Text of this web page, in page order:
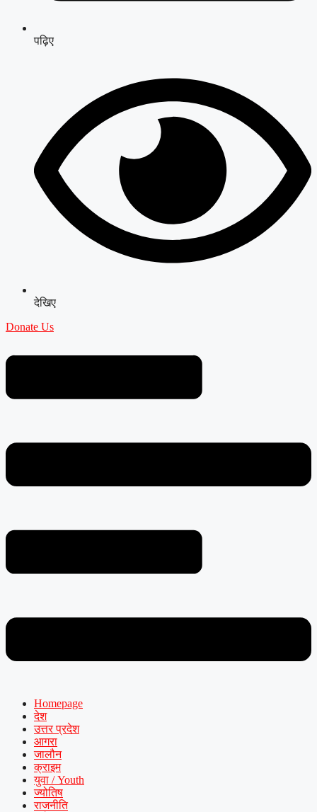
पढ़िए
देखिए
Donate Us
Homepage
देश
उत्तर प्रदेश
आगरा
जालौन
क्राइम
युवा / Youth
ज्योतिष
राजनीति